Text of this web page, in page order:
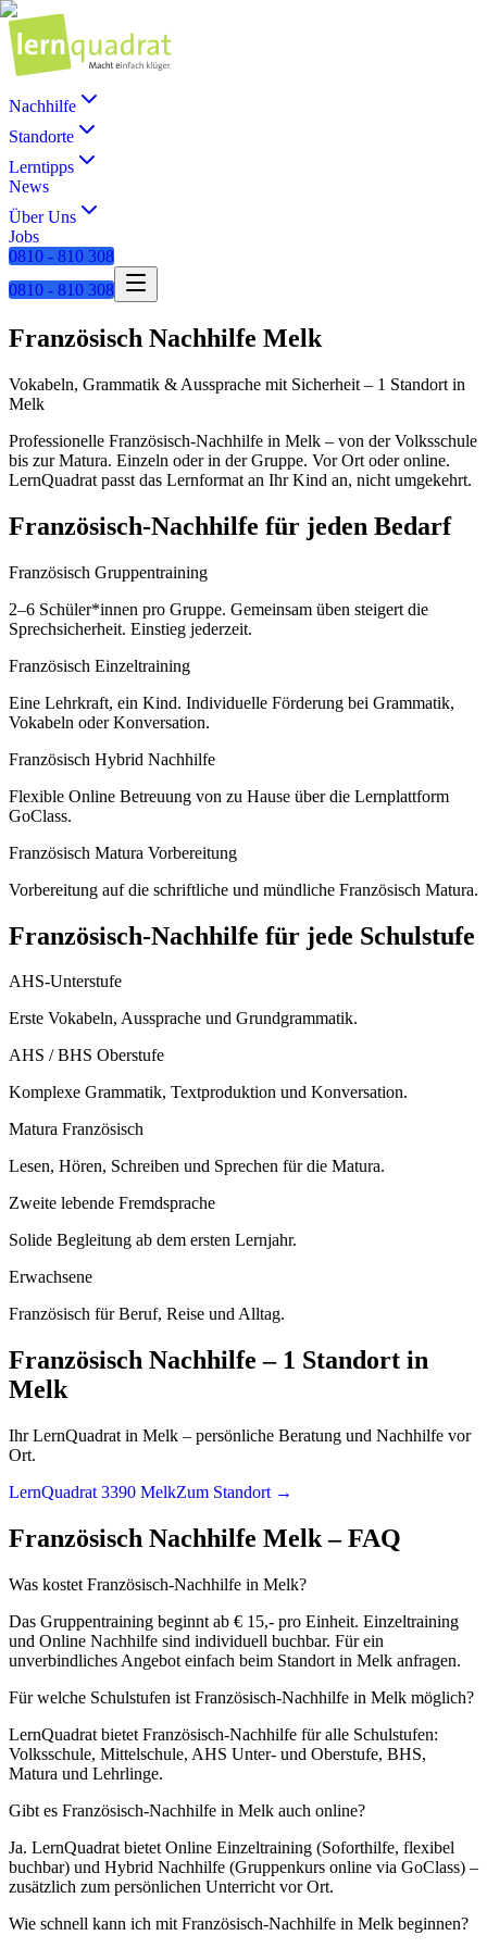
Nachhilfe
Standorte
Lerntipps
News
Über Uns
Jobs
0810 - 810 308
0810 - 810 308
Französisch Nachhilfe Melk
Vokabeln, Grammatik & Aussprache mit Sicherheit – 1 Standort in
Melk
Professionelle Französisch-Nachhilfe in Melk – von der Volksschule
bis zur Matura. Einzeln oder in der Gruppe. Vor Ort oder online.
LernQuadrat passt das Lernformat an Ihr Kind an, nicht umgekehrt.
Französisch-Nachhilfe für jeden Bedarf
Französisch Gruppentraining
2–6 Schüler*innen pro Gruppe. Gemeinsam üben steigert die
Sprechsicherheit. Einstieg jederzeit.
Französisch Einzeltraining
Eine Lehrkraft, ein Kind. Individuelle Förderung bei Grammatik,
Vokabeln oder Konversation.
Französisch Hybrid Nachhilfe
Flexible Online Betreuung von zu Hause über die Lernplattform
GoClass.
Französisch Matura Vorbereitung
Vorbereitung auf die schriftliche und mündliche Französisch Matura.
Französisch-Nachhilfe für jede Schulstufe
AHS-Unterstufe
Erste Vokabeln, Aussprache und Grundgrammatik.
AHS / BHS Oberstufe
Komplexe Grammatik, Textproduktion und Konversation.
Matura Französisch
Lesen, Hören, Schreiben und Sprechen für die Matura.
Zweite lebende Fremdsprache
Solide Begleitung ab dem ersten Lernjahr.
Erwachsene
Französisch für Beruf, Reise und Alltag.
Französisch Nachhilfe – 1 Standort in
Melk
Ihr LernQuadrat in Melk – persönliche Beratung und Nachhilfe vor
Ort.
LernQuadrat 3390 MelkZum Standort →
Französisch Nachhilfe Melk– FAQ
Was kostet Französisch-Nachhilfe in Melk?
Das Gruppentraining beginnt ab € 15,- pro Einheit. Einzeltraining
und Online Nachhilfe sind individuell buchbar. Für ein
unverbindliches Angebot einfach beim Standort in Melk anfragen.
Für welche Schulstufen ist Französisch-Nachhilfe in Melk möglich?
LernQuadrat bietet Französisch-Nachhilfe für alle Schulstufen:
Volksschule, Mittelschule, AHS Unter- und Oberstufe, BHS,
Matura und Lehrlinge.
Gibt es Französisch-Nachhilfe in Melk auch online?
Ja. LernQuadrat bietet Online Einzeltraining (Soforthilfe, flexibel
buchbar) und Hybrid Nachhilfe (Gruppenkurs online via GoClass) –
zusätzlich zum persönlichen Unterricht vor Ort.
Wie schnell kann ich mit Französisch-Nachhilfe in Melk beginnen?